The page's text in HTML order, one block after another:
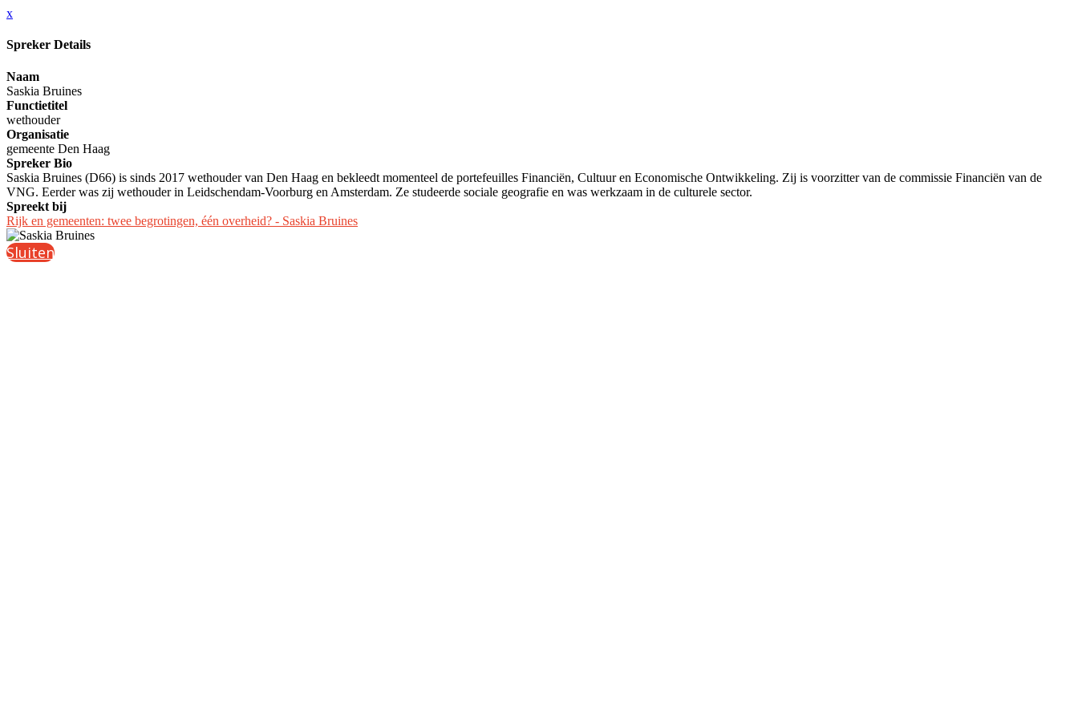
x
Spreker Details
Naam
Saskia Bruines
Functietitel
wethouder
Organisatie
gemeente Den Haag
Spreker Bio
Saskia Bruines (D66) is sinds 2017 wethouder van Den Haag en bekleedt momenteel de portefeuilles Financiën, Cultuur en Economische Ontwikkeling. Zij is voorzitter van de commissie Financiën van de
VNG. Eerder was zij wethouder in Leidschendam-Voorburg en Amsterdam. Ze studeerde sociale geografie en was werkzaam in de culturele sector.
Spreekt bij
Rijk en gemeenten: twee begrotingen, één overheid? - Saskia Bruines
Sluiten